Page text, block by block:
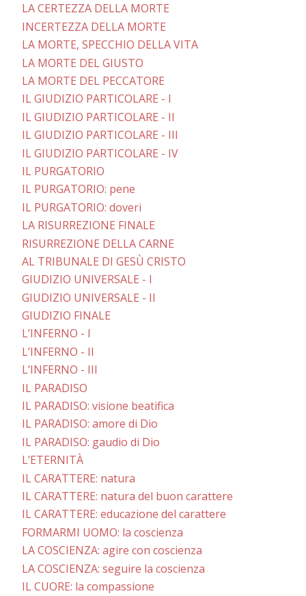
LA CERTEZZA DELLA MORTE
INCERTEZZA DELLA MORTE
LA MORTE, SPECCHIO DELLA VITA
LA MORTE DEL GIUSTO
LA MORTE DEL PECCATORE
IL GIUDIZIO PARTICOLARE - I
IL GIUDIZIO PARTICOLARE - II
IL GIUDIZIO PARTICOLARE - III
IL GIUDIZIO PARTICOLARE - IV
IL PURGATORIO
IL PURGATORIO: pene
IL PURGATORIO: doveri
LA RISURREZIONE FINALE
RISURREZIONE DELLA CARNE
AL TRIBUNALE DI GESÙ CRISTO
GIUDIZIO UNIVERSALE - I
GIUDIZIO UNIVERSALE - II
GIUDIZIO FINALE
L’INFERNO - I
L’INFERNO - II
L’INFERNO - III
IL PARADISO
IL PARADISO: visione beatifica
IL PARADISO: amore di Dio
IL PARADISO: gaudio di Dio
L’ETERNITÀ
IL CARATTERE: natura
IL CARATTERE: natura del buon carattere
IL CARATTERE: educazione del carattere
FORMARMI UOMO: la coscienza
LA COSCIENZA: agire con coscienza
LA COSCIENZA: seguire la coscienza
IL CUORE: la compassione